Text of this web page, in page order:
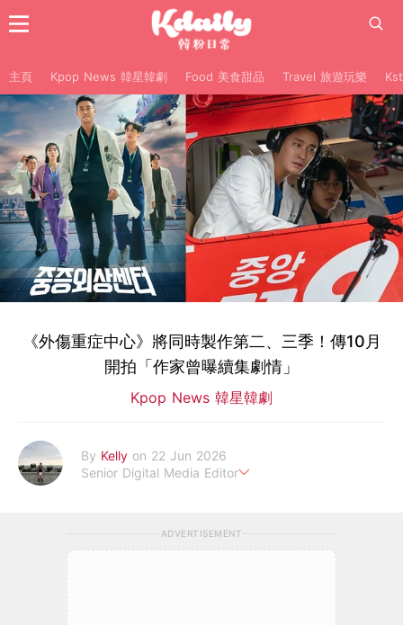
主頁 Kpop News 韓星韓劇 Food 美食甜品 Travel 旅遊玩樂
《外傷重症中心》將同時製作第二、三季！傳10月
開拍「作家曾曝續集劇情」
Kpop News 韓星韓劇
By Kelly on 22 Jun 2026
Senior Digital Media Editor
ADVERTISEMENT